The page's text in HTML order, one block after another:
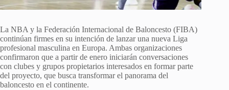
La NBA y la Federación Internacional de Baloncesto (FIBA)
continúan firmes en su intención de lanzar una nueva Liga
profesional masculina en Europa. Ambas organizaciones
confirmaron que a partir de enero iniciarán conversaciones
con clubes y grupos propietarios interesados en formar parte
del proyecto, que busca transformar el panorama del
baloncesto en el continente.